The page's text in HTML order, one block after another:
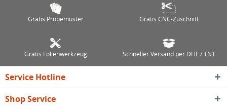
Gratis Probemuster Gratis CNC-Zuschnitt
Gratis Folienwerkzeug Schneller Versand per DHL / TNT
Service Hotline
Shop Service